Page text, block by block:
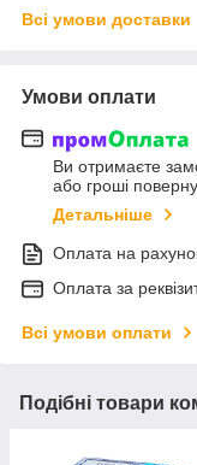
Всі умови доставки
Умови оплати
Ви отримаєте
або гроші
Детальніше
Оплата на
Оплата за
Всі умови оплати
Подібні товари